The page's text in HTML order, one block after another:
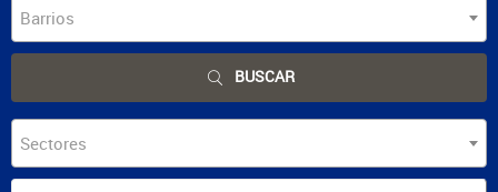
Barrios
BUSCAR
Sectores